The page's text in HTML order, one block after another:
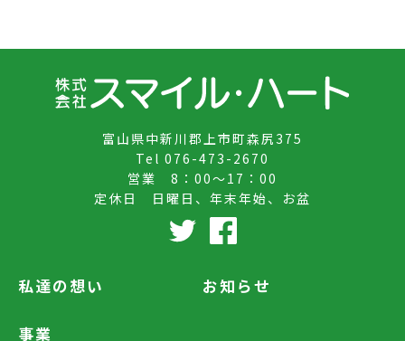
富山県中新川郡上市町森尻375
Tel 076-473-2670
営業 8：00～17：00
定休日 日曜日、年末年始、お盆
私達の想い
事業
お知らせ